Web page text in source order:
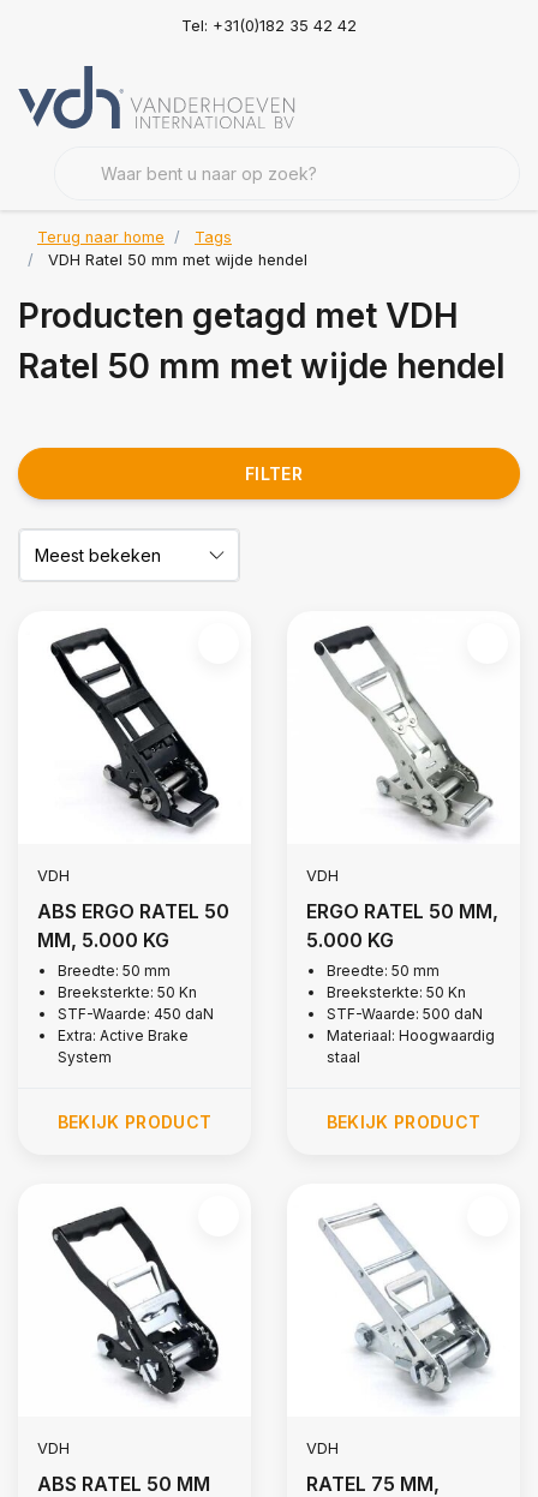
Tel: +31(0)182 35 42 42
Terug naar home
Tags
VDH Ratel 50 mm met wijde hendel
Producten getagd met VDH
Ratel 50 mm met wijde hendel
FILTER
VDH
ABS ERGO RATEL 50
MM, 5.000 KG
Breedte: 50 mm
Breeksterkte: 50 Kn
STF-Waarde: 450 daN
Extra: Active Brake
System
BEKIJK PRODUCT
VDH
ERGO RATEL 50 MM,
5.000 KG
Breedte: 50 mm
Breeksterkte: 50 Kn
STF-Waarde: 500 daN
Materiaal: Hoogwaardig
staal
BEKIJK PRODUCT
VDH
ABS RATEL 50 MM
VDH
RATEL 75 MM,